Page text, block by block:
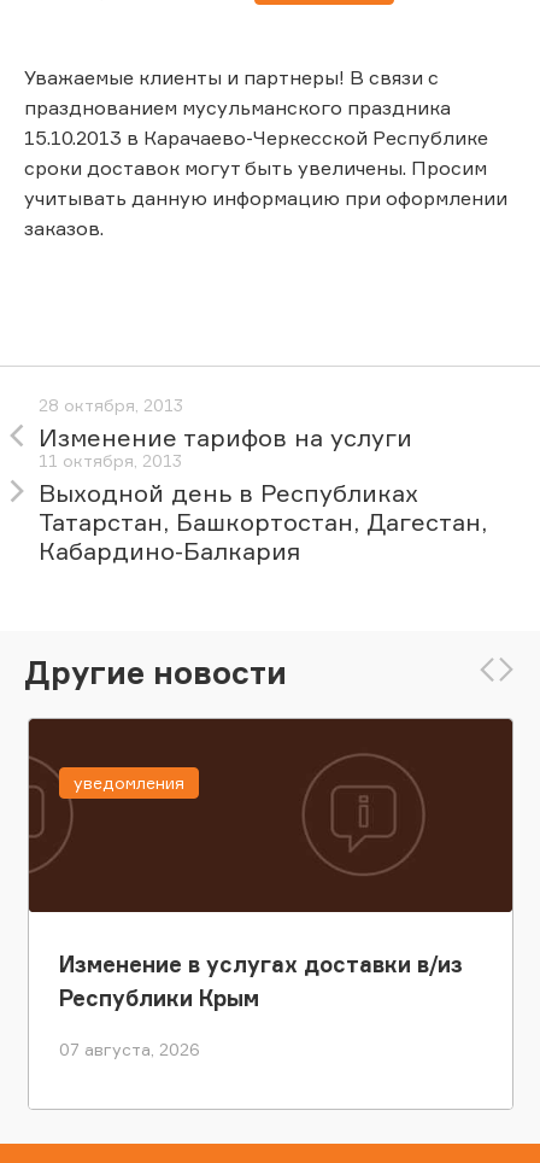
Уважаемые клиенты и партнеры! В связи с
празднованием мусульманского праздника
15.10.2013 в Карачаево-Черкесской Республике
сроки доставок могут быть увеличены. Просим
учитывать данную информацию при оформлении
заказов.
28 октября, 2013
Изменение тарифов на услуги
11 октября, 2013
Выходной день в Республиках
Татарстан, Башкортостан, Дагестан,
Кабардино-Балкария
Другие новости
Изменение в услугах доставки в/из
Республики Крым
07 августа, 2026
уведомления